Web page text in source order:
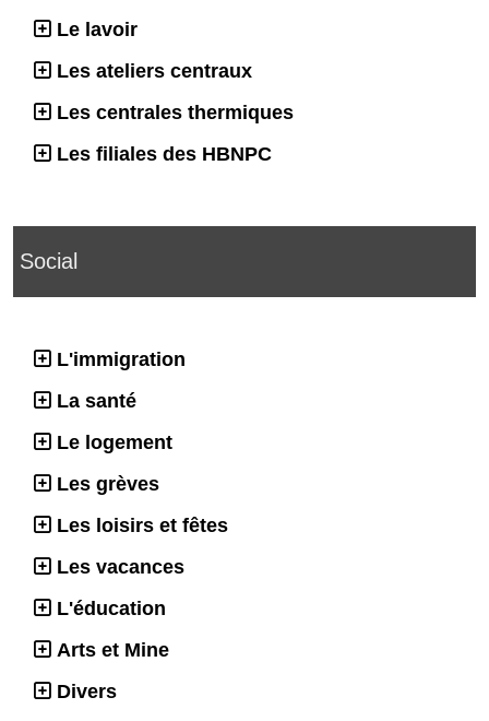
Le lavoir
Les ateliers centraux
Les centrales thermiques
Les filiales des HBNPC
Social
L'immigration
La santé
Le logement
Les grèves
Les loisirs et fêtes
Les vacances
L'éducation
Arts et Mine
Divers